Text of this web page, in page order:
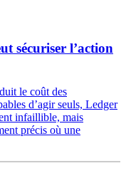
sécuriser l’action
le coût des
d’agir seuls, Ledger
infaillible, mais
précis où une